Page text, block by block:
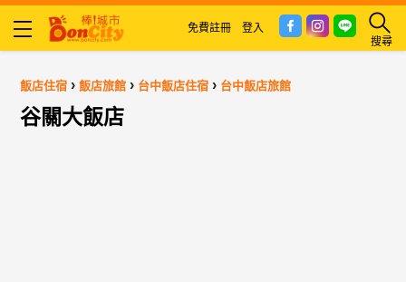
搜尋
免費註冊 登入
飯店住宿 ›飯店旅館 › 台中飯店住宿 › 台中飯店旅館
谷關大飯店